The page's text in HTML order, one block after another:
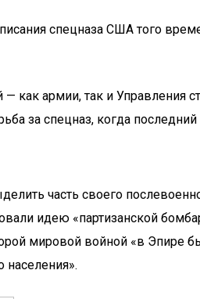
спецназа США того
армии, так и Управления
за спецназ, когда
часть своего
идею «партизанской
мировой войной «в